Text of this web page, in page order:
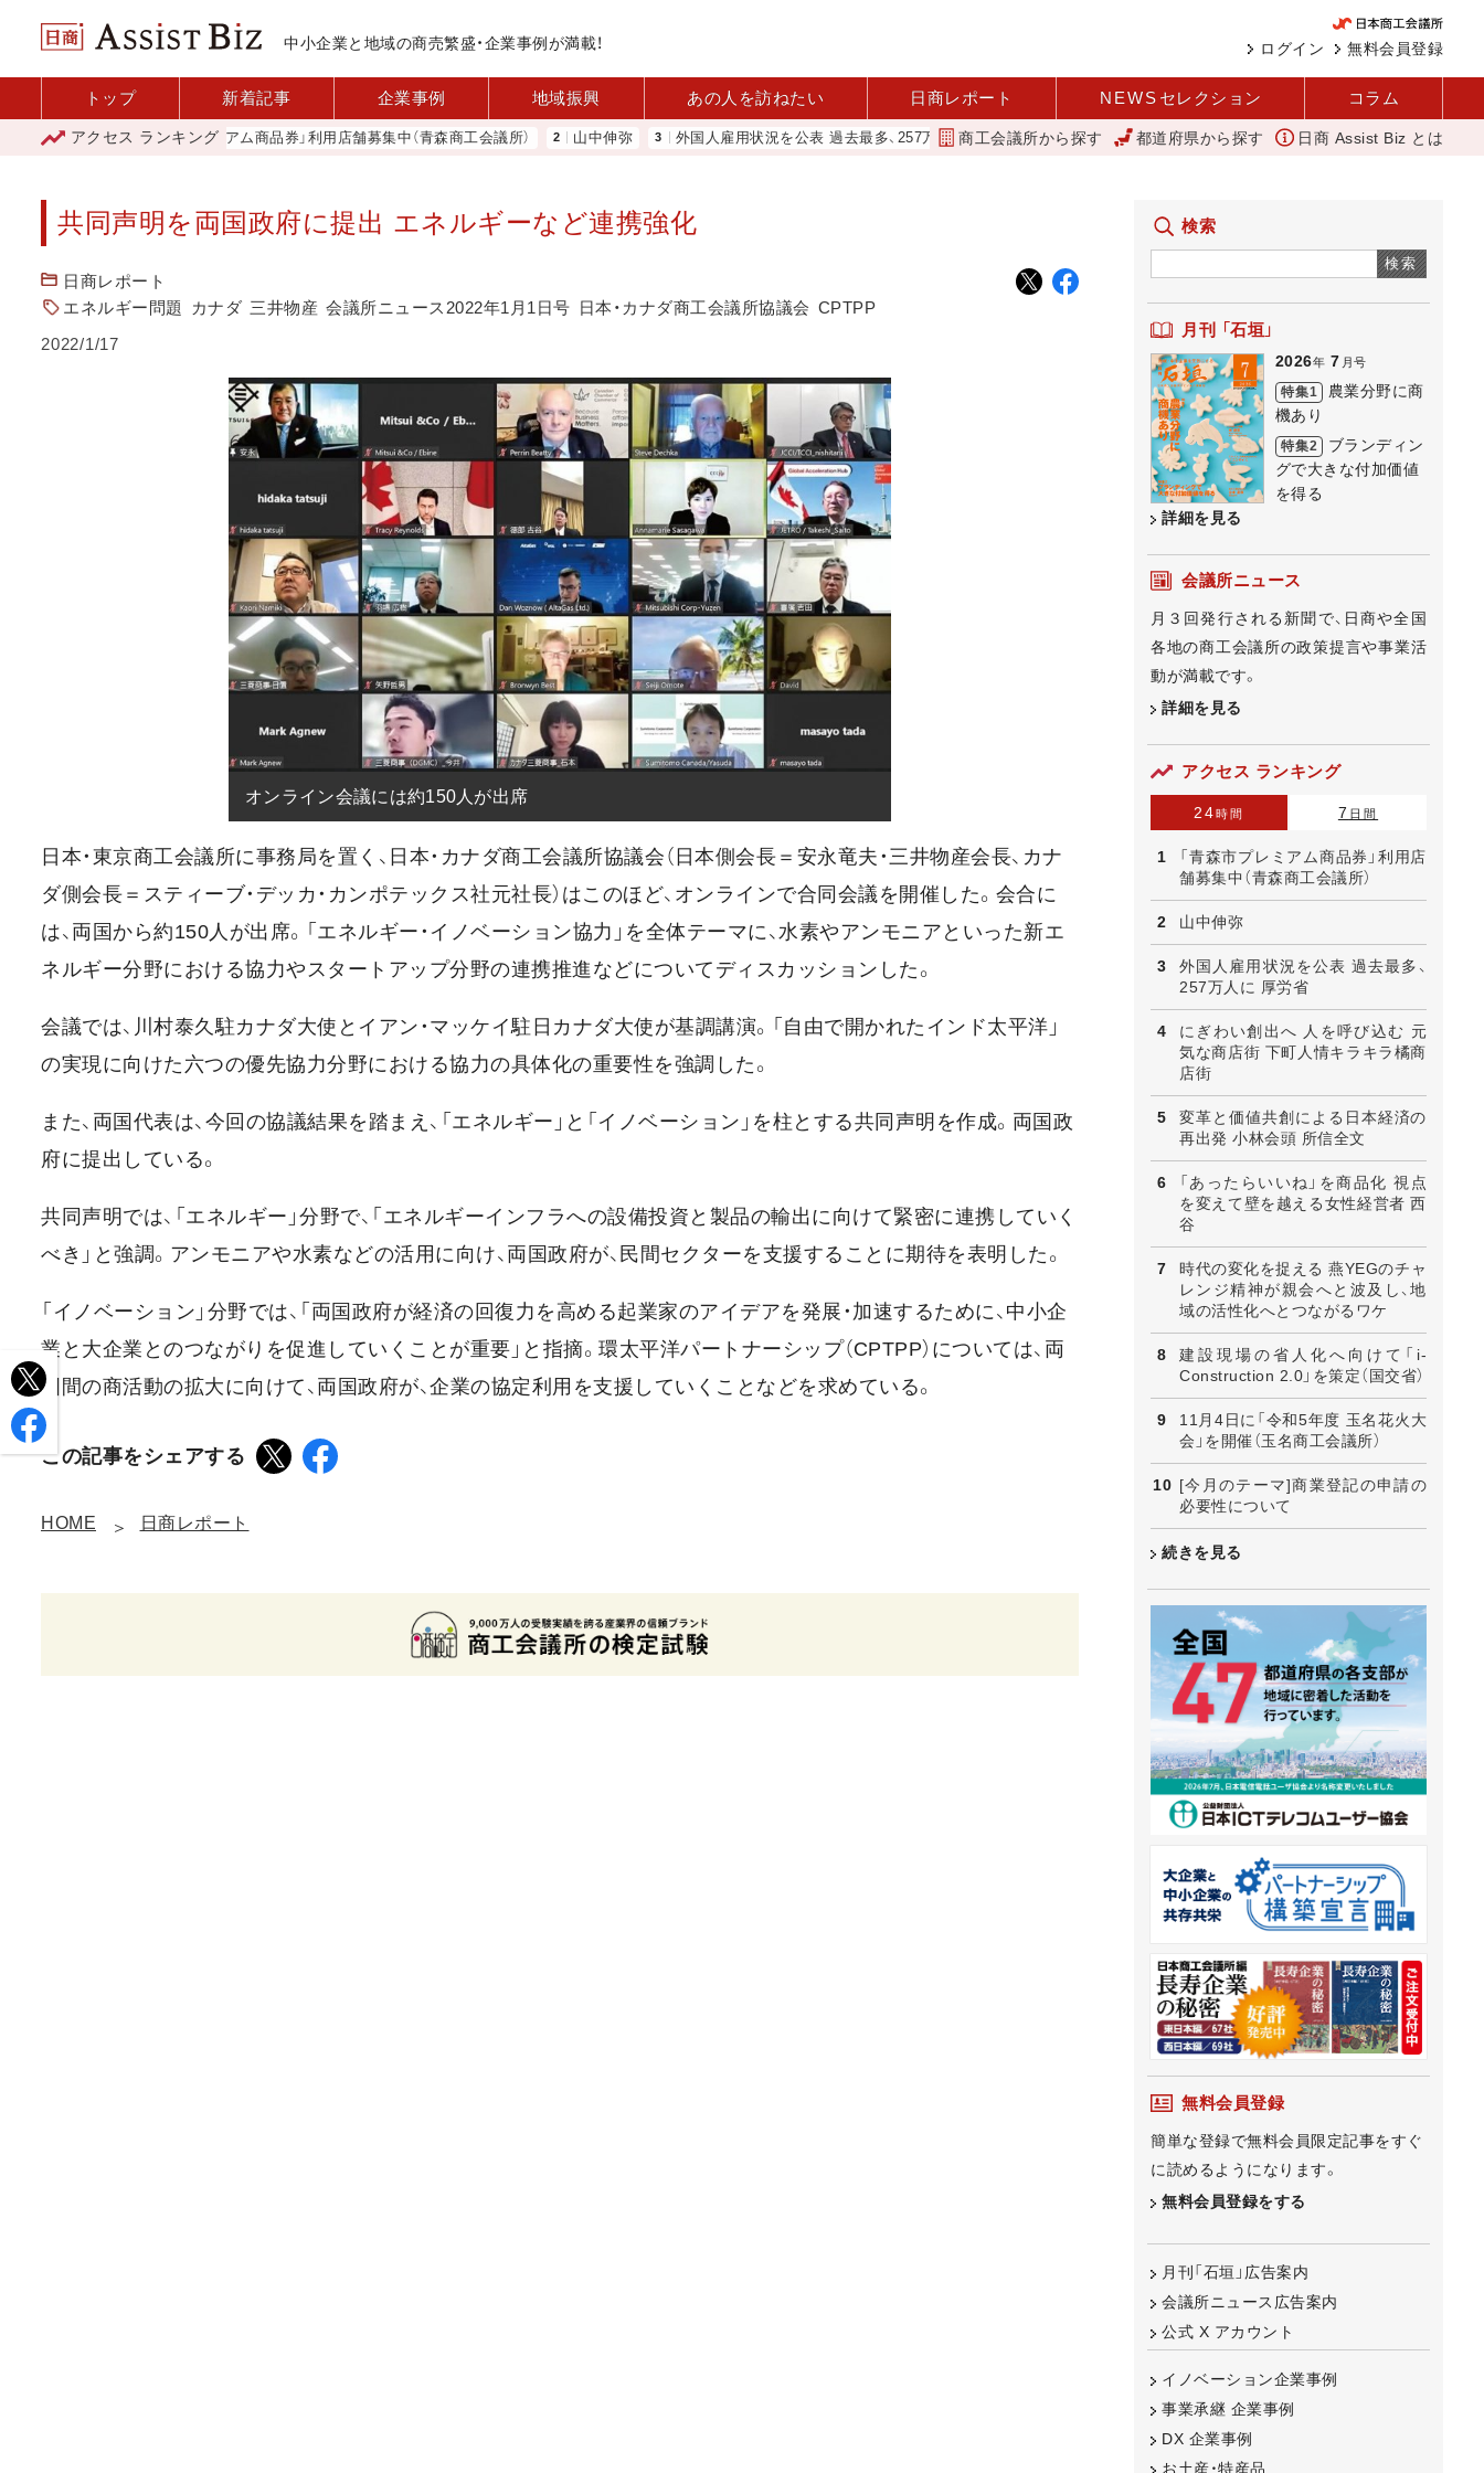
中小企業と地域の商売繁盛・企業事例が満載！ 無料会員登録
ログイン
トップ 新着記事 企業事例 地域振興 あの人を訪ねたい 日商レポート NEWS セレクション コラム
アクセス ランキング
「青森市プレミアム商品券」利用店舗募集中（青森商工会議所） 山中伸弥 外国人雇用状況を公表 過去最多、257万人に 厚労省 にぎわい創出へ 人を呼び込む 元気な商店街 下町人情キラキラ橘商店
商工会議所から探す 都道府県から探す 日商 Assist Biz とは
共同声明を両国政府に提出 エネルギーなど連携強化
日商レポート
エネルギー問題
カナダ 三井物産 会議所ニュース2022年1月1日号 日本・カナダ商工会議所協議会 CPTPP
2022/1/17
オンライン会議には約150人が出席
日本・東京商工会議所に事務局を置く、日本・カナダ商工会議所協議会（日本側会長＝安永竜夫・三井物産会長、カナ
ダ側会長＝スティーブ・デッカ・カンポテックス社元社長）はこのほど、オンラインで合同会議を開催した。会合に
は、両国から約150人が出席。「エネルギー・イノベーション協力」を全体テーマに、水素やアンモニアといった新エ
ネルギー分野における協力やスタートアップ分野の連携推進などについてディスカッションした。
会議では、川村泰久駐カナダ大使とイアン・マッケイ駐日カナダ大使が基調講演。「自由で開かれたインド太平洋」
の実現に向けた六つの優先協力分野における協力の具体化の重要性を強調した。
また、両国代表は、今回の協議結果を踏まえ、「エネルギー」と「イノベーション」を柱とする共同声明を作成。両国政
府に提出している。
共同声明では、「エネルギー」分野で、「エネルギーインフラへの設備投資と製品の輸出に向けて緊密に連携していく
べき」と強調。アンモニアや水素などの活用に向け、両国政府が、民間セクターを支援することに期待を表明した。
「イノベーション」分野では、「両国政府が経済の回復力を高める起業家のアイデアを発展・加速するために、中小企
業と大企業とのつながりを促進していくことが重要」と指摘。環太平洋パートナーシップ（CPTPP）については、両
国間の商活動の拡大に向けて、両国政府が、企業の協定利用を支援していくことなどを求めている。
この記事をシェアする
HOME 日商レポート
検索
検索
月刊 「石垣」
2026年 7 月号
特集1
農業分野に商
機あり
特集2
ブランディン
グで大きな付加価値
を得る
詳細を見る
会議所ニュース
月３回発行される新聞で、日商や全国
各地の商工会議所の政策提言や事業活
動が満載です。
詳細を見る
アクセス ランキング
24時間 7 日間
「青森市プレミアム商品券」利用店
舗募集中（青森商工会議所）
山中伸弥
外国人雇用状況を公表 過去最多、
257万人に 厚労省
にぎわい創出へ 人を呼び込む 元
気な商店街 下町人情キラキラ橘商
店街
変革と価値共創による日本経済の
再出発 小林会頭 所信全文
「あったらいいね」を商品化 視点
を変えて壁を越える女性経営者 西
谷
時代の変化を捉える 燕YEGのチャ
レンジ精神が親会へと波及し、地
域の活性化へとつながるワケ
建設現場の省人化へ向けて「i-
Construction 2.0」を策定（国交省）
11月4日に「令和5年度 玉名花火大
会」を開催（玉名商工会議所）
[今月のテーマ]商業登記の申請の
必要性について
続きを見る
無料会員登録
簡単な登録で無料会員限定記事をすぐ
に読めるようになります。
無料会員登録をする
月刊「石垣」広告案内
会議所ニュース広告案内
公式 X アカウント
イノベーション企業事例
事業承継 企業事例
DX 企業事例
お土産・特産品